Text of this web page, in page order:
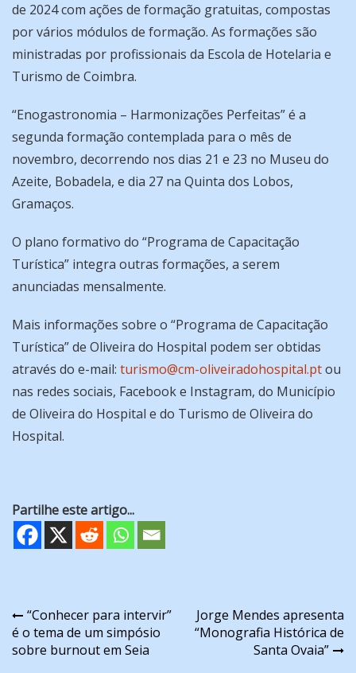
de 2024 com ações de formação gratuitas, compostas
por vários módulos de formação. As formações são
ministradas por profissionais da Escola de Hotelaria e
Turismo de Coimbra.
“Enogastronomia – Harmonizações Perfeitas” é a
segunda formação contemplada para o mês de
novembro, decorrendo nos dias 21 e 23 no Museu do
Azeite, Bobadela, e dia 27 na Quinta dos Lobos,
Gramaços.
O plano formativo do “Programa de Capacitação
Turística” integra outras formações, a serem
anunciadas mensalmente.
Mais informações sobre o “Programa de Capacitação
Turística” de Oliveira do Hospital podem ser obtidas
através do e-mail: turismo@cm-oliveiradohospital.ptou
nas redes sociais, Facebook e Instagram, do Município
de Oliveira do Hospital e do Turismo de Oliveira do
Hospital.
Partilhe este artigo...
Navegação
de
“Conhecer para intervir”
é o tema de um simpósio
sobre burnout em Seia
Jorge Mendes apresenta
“Monografia Histórica de
Santa Ovaia”